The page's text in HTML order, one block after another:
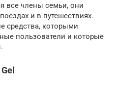
все члены семьи, они
и в путешествиях.
средства, которыми
пользователи и которые